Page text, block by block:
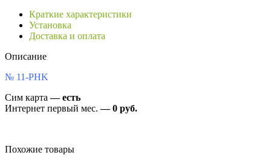
Краткие характеристики
Установка
Доставка и оплата
Описание
№ 11-PHK
Сим карта— есть
Интернет первый мес.— 0 руб.
Похожие товары